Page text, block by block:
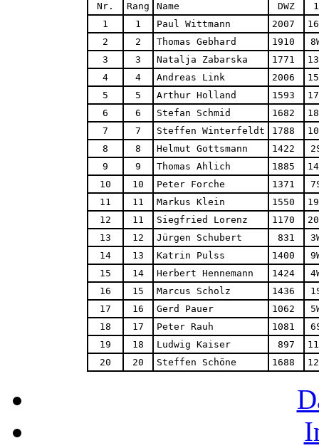
Nr. Rang Name DWZ
1
1 Paul Wittmann 2007
2
2 Thomas Gebhard 1910
3
3 Natalja Zabarska 1771
4
4 Andreas Link 2006
5
5 Arthur Holland 1593
6
6 Stefan Schmid 1682
7
7 Steffen Winterfeldt 1788
8
8 Helmut Gottsmann 1422
9
9 Thomas Ahlich 1885
10
10 Peter Forche 1371
11
11 Markus Klein 1550
12
11 Siegfried Lorenz 1170
13
12 Jürgen Schubert 831
14
13 Katrin Pulss 1400
15
14 Herbert Hennemann 1424
16
15 Marcus Scholz 1436
17
16 Gerd Pauer 1062
18
17 Peter Rauh 1081
19
18 Ludwig Kaiser 897
20
20 Steffen Schöne 1688